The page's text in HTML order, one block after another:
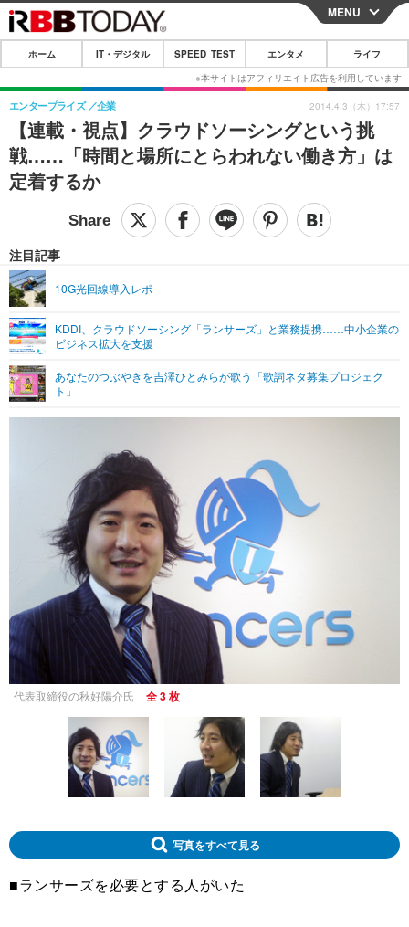
CLOSE
ホーム
IT・デジタル
IT・デジタルTOP スマートフォン
ネタ ガジェット・ツール
ショッピング その他
SPEED TEST
エンタメ
エンタメTOP 映画・ドラマ
音楽
グラビア ブログ
ペット
その他
リリース一覧
プッシュ通知の停止方法
MENU
ホーム IT・デジタル SPEED TEST エンタメ ライフ
【連載・視点】クラウドソーシングという挑
戦……「時間と場所にとらわれない働き方」は
定着するか
エンタープライズ 企業
注目記事
10G光回線導入レポ
KDDI、クラウドソーシング「ランサーズ」と業務提携……中小企業の
ビジネス拡大を支援
あなたのつぶやきを吉澤ひとみらが歌う「歌詞ネタ募集プロジェク
ト」
2014.4.3（木）17:57
代表取締役の秋好陽介氏 全 3 枚
写真をすべて見る
■ランサーズを必要とする人がいた